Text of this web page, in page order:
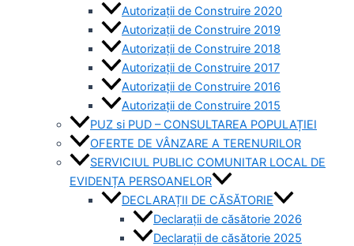
Autorizații de Construire 2020
Autorizații de Construire 2019
Autorizaţii de Construire 2018
Autorizaţii de Construire 2017
Autorizaţii de Construire 2016
Autorizaţii de Construire 2015
PUZ si PUD – CONSULTAREA POPULAȚIEI
OFERTE DE VÂNZARE A TERENURILOR
SERVICIUL PUBLIC COMUNITAR LOCAL DE
EVIDENȚA PERSOANELOR
DECLARAȚII DE CĂSĂTORIE
Declarații de căsătorie 2026
Declarații de căsătorie 2025